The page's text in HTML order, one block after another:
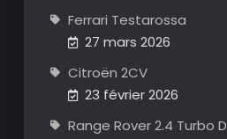
Ferrari Testarossa
27 mars 2026
Citroën 2CV
23 février 2026
Range Rover 2.4 Turbo D